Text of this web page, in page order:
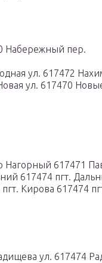
Набережный пер.
ул. 617472
ул. 617470
617471
617474 пгт.
Кирова 617474
ул. 617474